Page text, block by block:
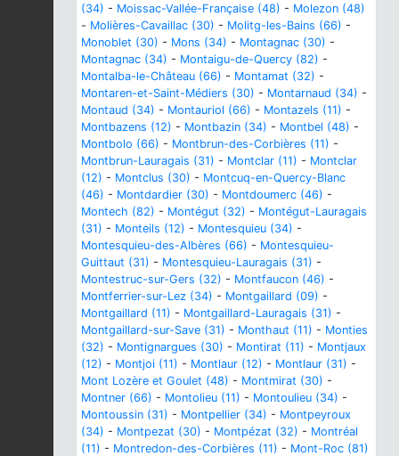
(34) - Moissac-Vallée-Française (48) - Molezon (48)
- Molières-Cavaillac (30) - Molitg-les-Bains (66) -
Monoblet (30) - Mons (34) - Montagnac (30) -
Montagnac (34) - Montaigu-de-Quercy (82) -
Montalba-le-Château (66) - Montamat (32) -
Montaren-et-Saint-Médiers (30) - Montarnaud (34) -
Montaud (34) - Montauriol (66) - Montazels (11) -
Montbazens (12) - Montbazin (34) - Montbel (48) -
Montbolo (66) - Montbrun-des-Corbières (11) -
Montbrun-Lauragais (31) - Montclar (11) - Montclar
(12) - Montclus (30) - Montcuq-en-Quercy-Blanc
(46) - Montdardier (30) - Montdoumerc (46) -
Montech (82) - Montégut (32) - Montégut-Lauragais
(31) - Monteils (12) - Montesquieu (34) -
Montesquieu-des-Albères (66) - Montesquieu-
Guittaut (31) - Montesquieu-Lauragais (31) -
Montestruc-sur-Gers (32) - Montfaucon (46) -
Montferrier-sur-Lez (34) - Montgaillard (09) -
Montgaillard (11) - Montgaillard-Lauragais (31) -
Montgaillard-sur-Save (31) - Monthaut (11) - Monties
(32) - Montignargues (30) - Montirat (11) - Montjaux
(12) - Montjoi (11) - Montlaur (12) - Montlaur (31) -
Mont Lozère et Goulet (48) - Montmirat (30) -
Montner (66) - Montolieu (11) - Montoulieu (34) -
Montoussin (31) - Montpellier (34) - Montpeyroux
(34) - Montpezat (30) - Montpézat (32) - Montréal
(11) - Montredon-des-Corbières (11) - Mont-Roc (81)